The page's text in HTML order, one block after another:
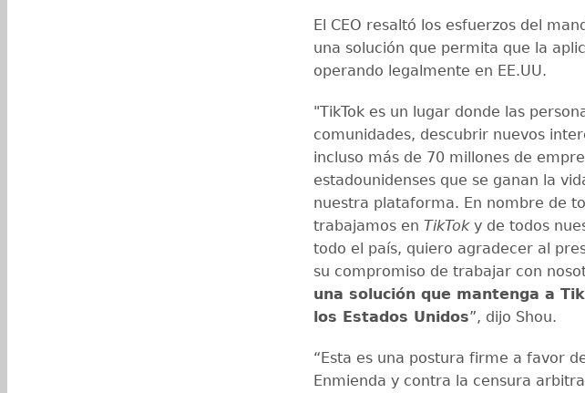
El CEO resaltó los esfuerzos del
una solución que permita que la
operando legalmente en EE.UU.
"TikTok es un lugar donde las
comunidades, descubrir nuevos
incluso más de 70 millones de
estadounidenses que se ganan la
nuestra plataforma. En nombre de
trabajamos en TikToky de todos
todo el país, quiero agradecer al
su compromiso de trabajar con
una solución que mantenga a
los Estados Unidos”, dijo Shou.
“Esta es una postura firme a favor
Enmienda y contra la censura